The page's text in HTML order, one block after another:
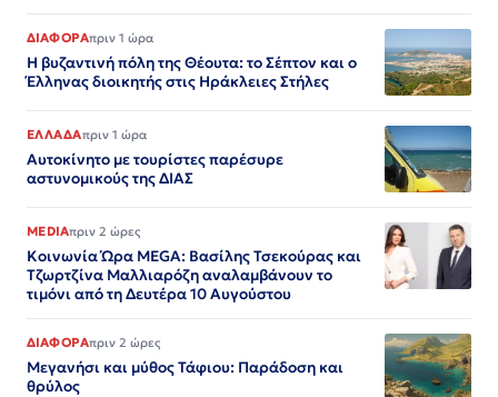
ΔΙΑΦΟΡΑπριν 1 ώρα
Η βυζαντινή πόλη της Θέουτα: το Σέπτον και ο
Έλληνας διοικητής στις Ηράκλειες Στήλες
ΕΛΛΑΔΑπριν 1 ώρα
Αυτοκίνητο με τουρίστες παρέσυρε
αστυνομικούς της ΔΙΑΣ
MEDIAπριν 2 ώρες
Κοινωνία Ώρα MEGA: Βασίλης Τσεκούρας και
Τζωρτζίνα Μαλλιαρόζη αναλαμβάνουν το
τιμόνι από τη Δευτέρα 10 Αυγούστου
ΔΙΑΦΟΡΑπριν 2 ώρες
Μεγανήσι και μύθος Τάφιου: Παράδοση και
θρύλος